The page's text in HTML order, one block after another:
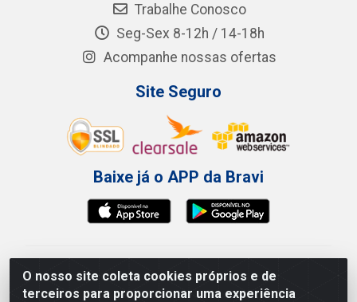
O nosso site coleta cookies próprios e de
terceiros para proporcionar uma experiência
Trabalhe Conosco
Seg-Sex 8-12h / 14-18h
Acompanhe nossas ofertas
Site Seguro
Baixe já o APP da Bravi
Bravi Consumíveis de Higiene e Descartáveis EIRELI -
CNPJ 19.457.137/0001-06